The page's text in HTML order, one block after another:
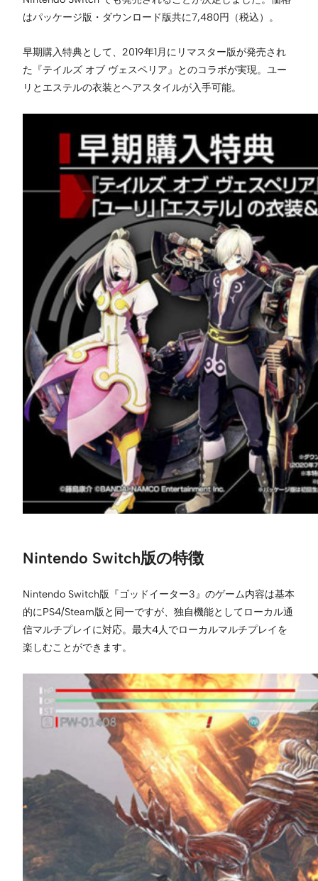
はパッケージ版・ダウンロード版共に7,480円（税込）。
早期購入特典として、2019年1月にリマスター版が発売され
た『テイルズ オブ ヴェスペリア』とのコラボが実現。ユー
リとエステルの衣装とヘアスタイルが入手可能。
Nintendo Switch版の特徴
Nintendo Switch版『ゴッドイーター3』のゲーム内容は基本
的にPS4/Steam版と同一ですが、独自機能としてローカル通
信マルチプレイに対応。最大4人でローカルマルチプレイを
楽しむことができます。